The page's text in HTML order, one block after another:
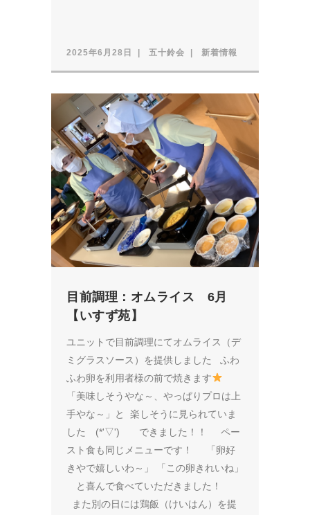
2025年6月28日 五十鈴会 新着情報
目前調理：オムライス 6月
【いすず苑】
ユニットで目前調理にてオムライス（デ
ミグラスソース）を提供しました ふわ
ふわ卵を利用者様の前で焼きます
「美味しそうやな～、やっぱりプロは上
手やな～」と 楽しそうに見られていま
した (*'▽') できました！！ ペー
スト食も同じメニューです！ 「卵好
きやで嬉しいわ～」 「この卵きれいね」
と喜んで食べていただきました！
また別の日には鶏飯（けいはん）を提